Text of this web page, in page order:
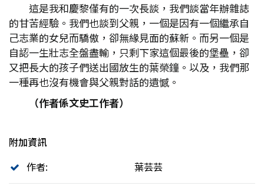
這是我和慶黎僅有的一次長談，我們談當年辦雜誌
的甘苦經驗。我們也談到父親，一個是因有一個繼承自
己志業的女兒而驕傲，卻無緣見面的蘇新。而另一個是
自認一生壯志全盤盡輸，只剩下家這個最後的堡壘，卻
又把長大的孩子們送出國放生的葉榮鐘。以及，我們那
一種再也沒有機會與父親對話的遺憾。
（作者係文史工作者）
附加資訊
作者:
葉芸芸